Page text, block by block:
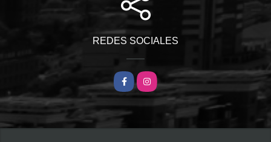
REDES SOCIALES
FacebookInstagram